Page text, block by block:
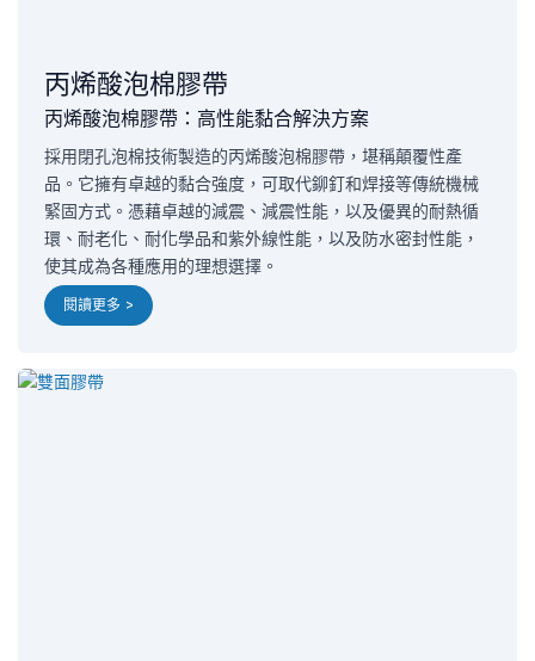
丙烯酸泡棉膠帶
丙烯酸泡棉膠帶：高性能黏合解決方案
採用閉孔泡棉技術製造的丙烯酸泡棉膠帶，堪稱顛覆性產
品。它擁有卓越的黏合強度，可取代鉚釘和焊接等傳統機械
緊固方式。憑藉卓越的減震、減震性能，以及優異的耐熱循
環、耐老化、耐化學品和紫外線性能，以及防水密封性能，
使其成為各種應用的理想選擇。
閱讀更多 >